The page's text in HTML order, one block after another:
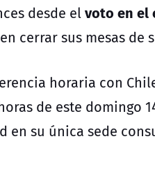
desde elvoto en el
cerrar sus mesas de
horaria con
de este domingo
en su única sede